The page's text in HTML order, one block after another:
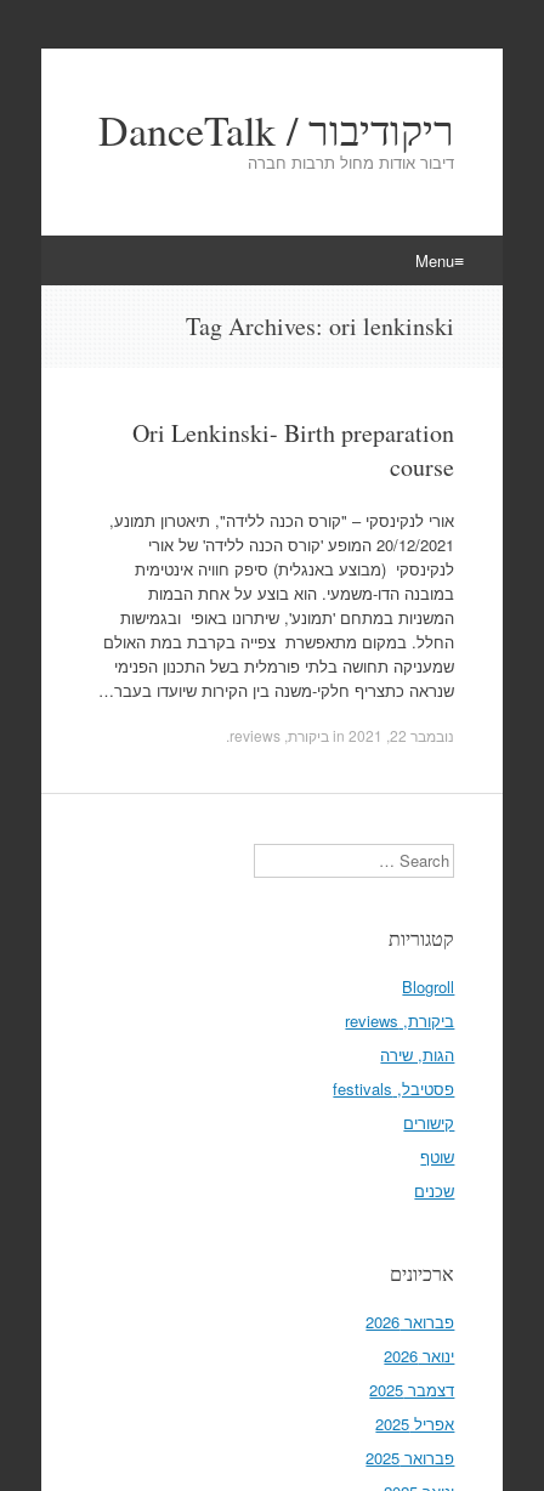
ריקודיבור / DanceTalk
דיבור אודות מחול תרבות חברה
Menu
Tag Archives:ori lenkinski
Ori Lenkinski- Birth preparation
course
אורי לנקינסקי – "קורס הכנה ללידה", תיאטרון תמונע,
20/12/2021 המופע 'קורס הכנה ללידה' של אורי
לנקינסקי (מבוצע באנגלית) סיפק חוויה אינטימית
במובנה הדו-משמעי. הוא בוצע על אחת הבמות
המשניות במתחם 'תמונע', שיתרונו באופי ובגמישות
החלל. במקום מתאפשרת צפייה בקרבת במת האולם
שמעניקה תחושה בלתי פורמלית בשל התכנון הפנימי
שנראה כתצריף חלקי-משנה בין הקירות שיועדו בעבר…
נובמבר 22, 2021 in ביקורת, reviews
Search
קטגוריות
Blogroll
ביקורת, reviews
הגות, שירה
פסטיבל, festivals
קישורים
שוטף
שכנים
ארכיונים
פברואר 2026
ינואר 2026
דצמבר 2025
אפריל 2025
פברואר 2025